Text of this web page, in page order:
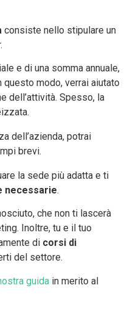
consiste nello stipulare un
e di una somma annuale,
questo modo, verrai aiutato
dell’attività. Spesso, la
dell’azienda, potrai
brevi.
la sede più adatta e ti
necessarie.
che non ti lascerà
Inoltre, tu e il tuo
di corsi di
del settore.
guida in merito al